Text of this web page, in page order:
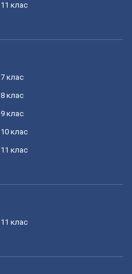
11 клас
7 клас
8 клас
9 клас
10 клас
11 клас
11 клас